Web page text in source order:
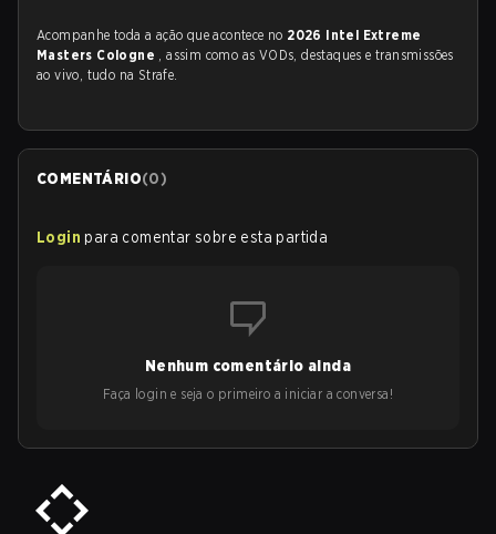
Acompanhe toda a ação que acontece no 2026 Intel Extreme
Masters Cologne , assim como as VODs, destaques e transmissões
ao vivo, tudo na Strafe.
COMENTÁRIO(0)
Login para comentar sobre esta partida
Nenhum comentário ainda
Faça login e seja o primeiro a iniciar a conversa!